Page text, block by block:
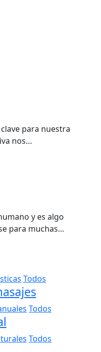
para nuestra
nos…
y es algo
para muchas…
Todos
Todos
Todos